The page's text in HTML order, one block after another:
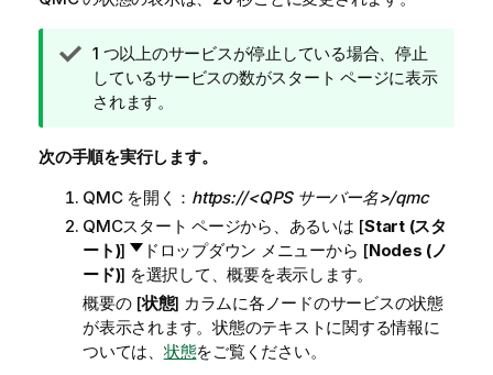
ヒ
ン
ト
モ
1 つ以上のサービスが停止している場合、停止
しているサービスの数がスタート ページに表示
されます。
次の手順を実行します。
QMCを開く： https://<QPS サーバー名>/qmc
QMCスタート ページから、あるいは [Start (スタ
ート)] ドロップダウン メニューから [Nodes (ノ
ード)] を選択して、概要を表示します。
概要の [状態] カラムに各ノードのサービスの状態
が表示されます。状態のテキストに関する情報に
ついては、 状態をご覧ください。